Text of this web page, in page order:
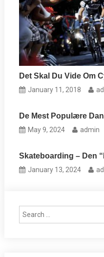
Det Skal Du Vide Om
January 11, 2018
De Mest Populære
May 9, 2024 admin
Skateboarding – Den
January 13, 2024